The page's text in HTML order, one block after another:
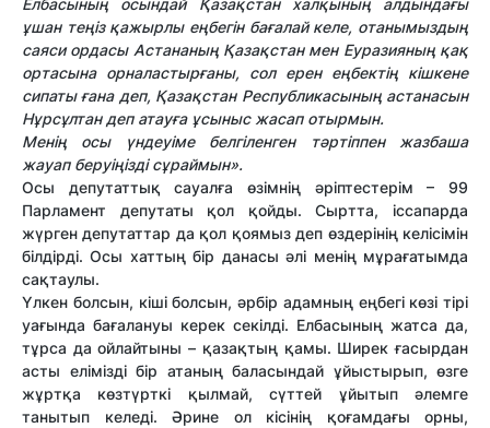
Елбасының осындай Қазақстан халқының алдындағы
ұшан теңіз қажырлы еңбегін бағалай келе, отанымыздың
саяси ордасы Астананың Қазақстан мен Еуразияның қақ
ортасына орналастырғаны, сол ерен еңбектің кішкене
сипаты ғана деп, Қазақстан Республикасының астанасын
Нұрсұлтан деп атауға ұсыныс жасап отырмын.
Менің осы үндеуіме белгіленген тәртіппен жазбаша
жауап беруіңізді сұраймын».
Осы депутаттық сауалға өзімнің әріптестерім – 99
Парламент депутаты қол қойды. Сыртта, іссапарда
жүрген депутаттар да қол қоямыз деп өздерінің келісімін
білдірді. Осы хаттың бір данасы әлі менің мұрағатымда
сақтаулы.
Үлкен болсын, кіші болсын, әрбір адамның еңбегі көзі тірі
уағында бағалануы керек секілді. Елбасының жатса да,
тұрса да ойлайтыны – қазақтың қамы. Ширек ғасырдан
асты елімізді бір атаның баласындай ұйыстырып, өзге
жұртқа көзтүрткі қылмай, сүттей ұйытып әлемге
танытып келеді. Әрине ол кісінің қоғамдағы орны,